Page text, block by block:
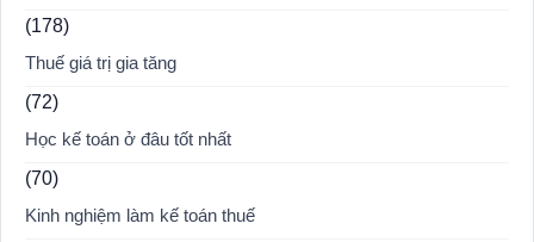
(178)
Thuế giá trị gia tăng
(72)
Học kế toán ở đâu tốt nhất
(70)
Kinh nghiệm làm kế toán thuế